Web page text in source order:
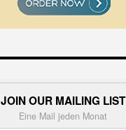
JOIN OUR MAILING LIST
Eine Mail jeden Monat